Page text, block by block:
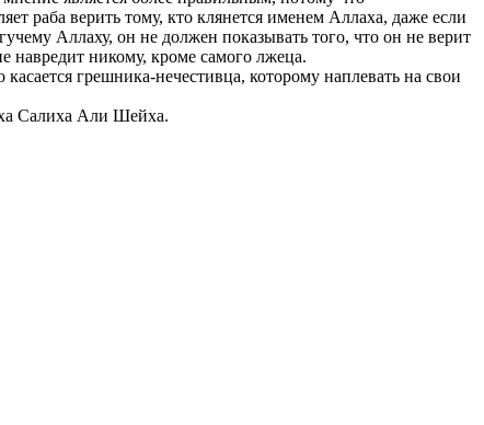
раба верить тому, кто клянется именем Аллаха, даже если
Аллаху, он не должен показывать того, что он не верит
никому, кроме самого лжеца.
грешника-нечестивца, которому наплевать на свои
Салиха Али Шейха.